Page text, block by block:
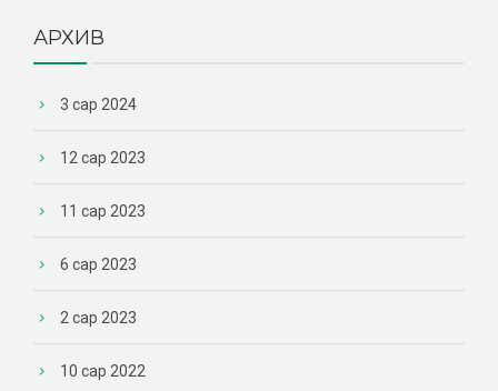
АРХИВ
3 сар 2024
12 сар 2023
11 сар 2023
6 сар 2023
2 сар 2023
10 сар 2022